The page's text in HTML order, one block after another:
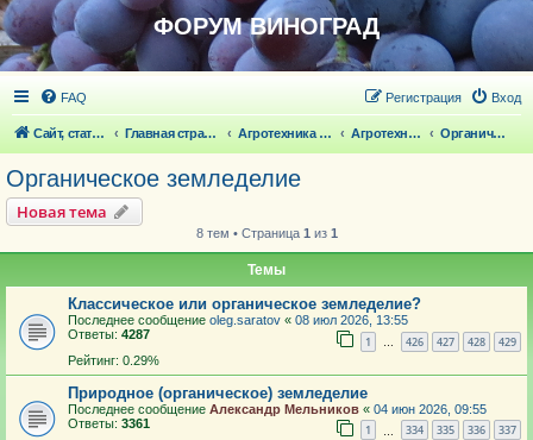
ФОРУМ ВИНОГРАД
FAQ Вход
Регистрация
Сайт, статьи Главная страница Агротехника выращивания винограда Агротехника выращивания винограда Органическое земледелие
Органическое земледелие
Новая тема
8 тем • Страница 1 из 1
Темы
Классическое или органическое земледелие?
Последнее сообщение oleg.saratov « 08 июл 2026, 13:55
Ответы: 4287 1 … 426 427 428 429
Рейтинг: 0.29%
Природное (органическое) земледелие
Последнее сообщение Александр Мельников « 04 июн 2026, 09:55
Ответы: 3361 1 334 335 336 337